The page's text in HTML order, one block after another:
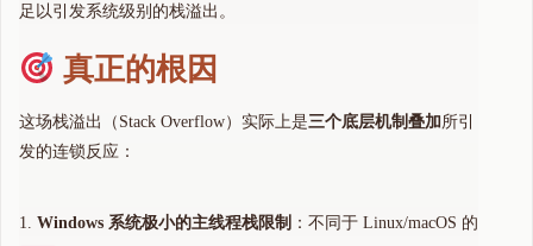
足以引发系统级别的栈溢出。
真正的根因
这场栈溢出（Stack Overflow）实际上是三个底层机制叠加所引
发的连锁反应：
Windows 系统极小的主线程栈限制 ：不同于 Linux/macOS 的